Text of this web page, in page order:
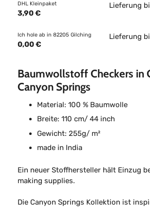
DHL Kleinpaket
3,90 €
Lieferung
Ich hole ab in 82205 Gilching
0,00 €
Lieferung
Baumwollstoff Checkers in
Canyon Springs
Material: 100 % Baumwolle
Breite: 110 cm/ 44 inch
Gewicht: 255g/ m²
made in India
Ein neuer Stoffhersteller hält Einzug
making supplies.
Die Canyon Springs Kollektion ist